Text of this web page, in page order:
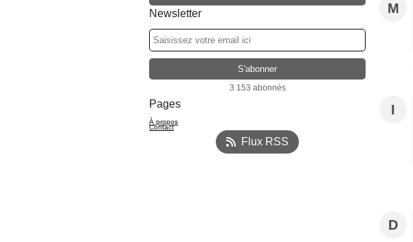
Newsletter
3 153 abonnés
Pages
À propos
Contact
Flux RSS
M
I
D